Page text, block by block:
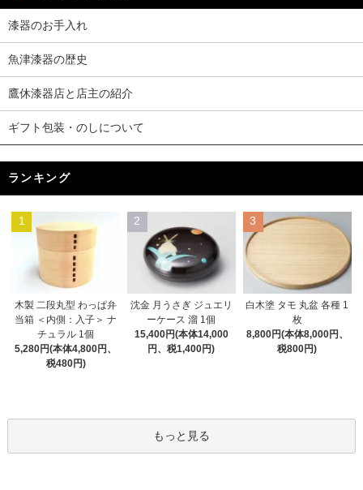
漆器のお手入れ
魚津漆器の歴史
鷹休漆器店と店主の紹介
ギフト包装・のしについて
ランキング
1
木製 二段丸型 わっぱ弁
当箱 ＜内側：入子＞ ナ
チュラル 1個
5,280円(本体4,800円、
税480円)
2
沈金 月うさぎ ジュエリ
ーケース 溜 1個
15,400円(本体14,000
円、税1,400円)
3
白木塗 タモ 丸盆 各種 1
枚
8,800円(本体8,000円、
税800円)
もっと見る